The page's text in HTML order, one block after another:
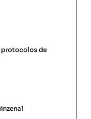
protocolos de